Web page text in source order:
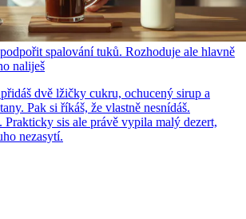
spalování tuků. Rozhoduje ale hlavně
naliješ
dvě lžičky cukru, ochucený sirup a
Pak si říkáš, že vlastně nesnídáš.
Prakticky sis ale právě vypila malý dezert,
nezasytí.